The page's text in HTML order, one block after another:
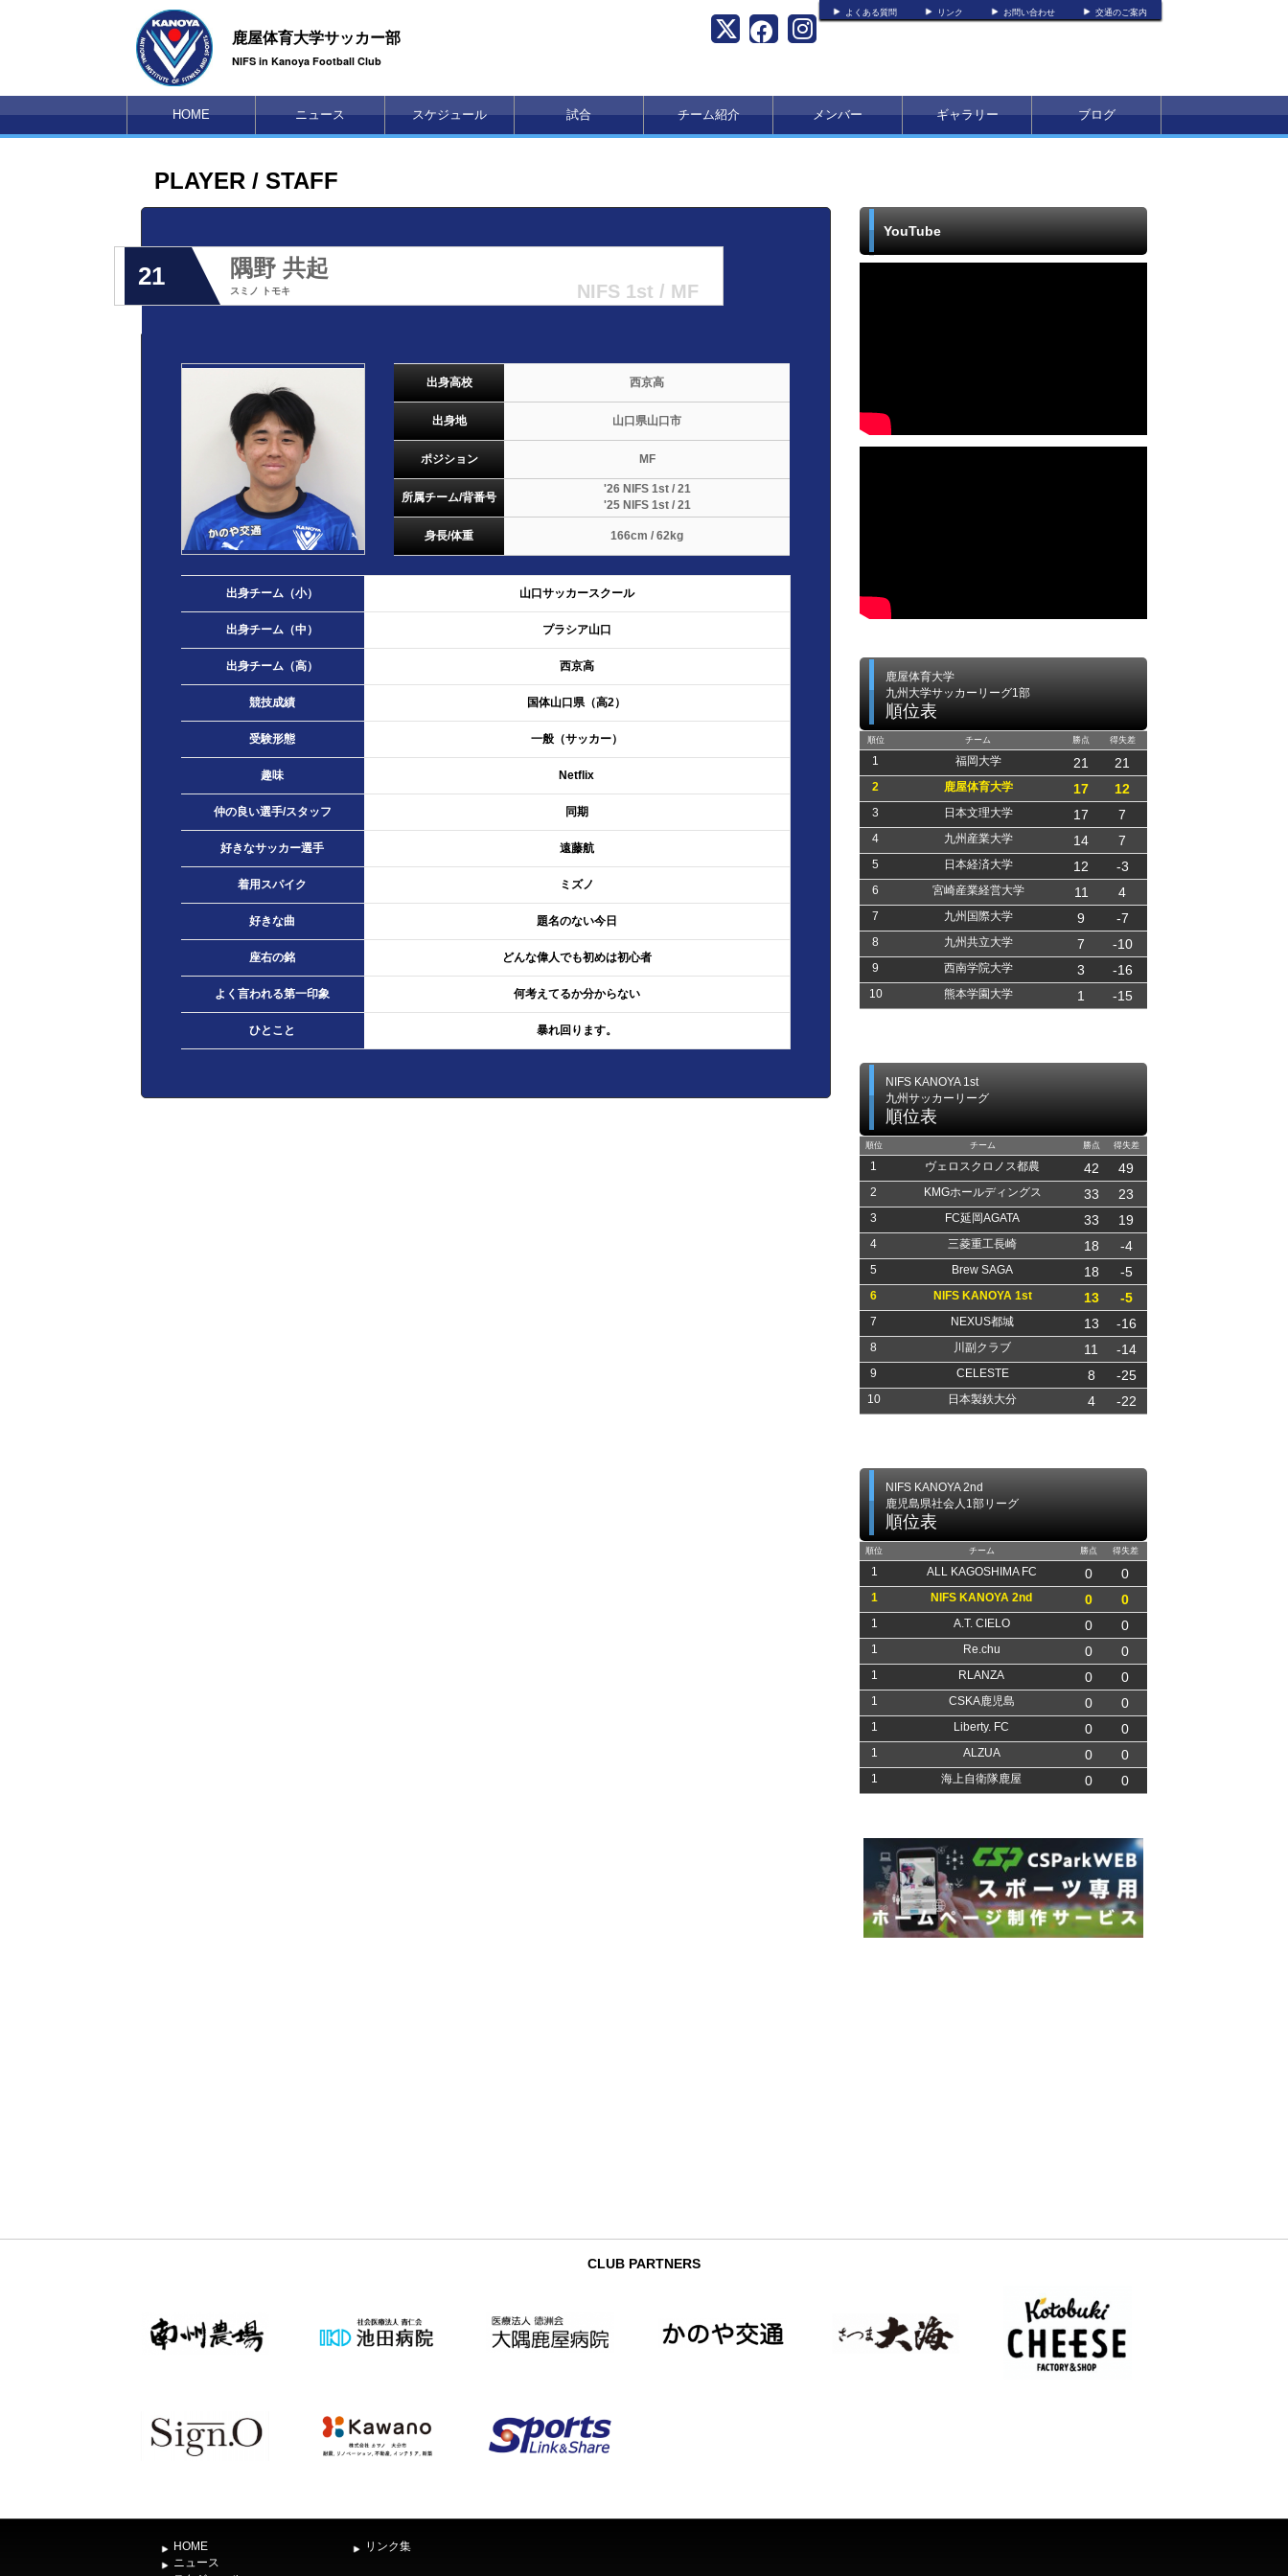
よくある質問 リンク お問い合わせ 交通のご案内
鹿屋体育大学サッカー部
NIFS in Kanoya Football Club
HOME ニュース スケジュール 試合 チーム紹介 メンバー ギャラリー ブログ
PLAYER / STAFF
21 隅野 共起
スミノ トモキ NIFS 1st / MF
出身高校 西京高
出身地 山口県山口市
ポジション MF
所属チーム/背番号
'26 NIFS 1st / 21
'25 NIFS 1st / 21
身長/体重 166cm / 62kg
出身チーム（小） 山口サッカースクール
出身チーム（中） プラシア山口
出身チーム（高） 西京高
競技成績 国体山口県（高2）
受験形態 一般（サッカー）
趣味 Netflix
仲の良い選手/スタッフ 同期
好きなサッカー選手 遠藤航
着用スパイク ミズノ
好きな曲 題名のない今日
座右の銘 どんな偉人でも初めは初心者
よく言われる第一印象 何考えてるか分からない
ひとこと 暴れ回ります。
YouTube
鹿屋体育大学
九州大学サッカーリーグ1部
順位表
順位 チーム 勝点 得失差
1 福岡大学 21 21
2 鹿屋体育大学 17 12
3 日本文理大学 17 7
4 九州産業大学 14 7
5 日本経済大学 12 -3
6 宮崎産業経営大学 11 4
7 九州国際大学 9 -7
8 九州共立大学 7 -10
9 西南学院大学 3 -16
10 熊本学園大学 1 -15
NIFS KANOYA 1st
九州サッカーリーグ
順位表
順位 チーム 勝点 得失差
1 ヴェロスクロノス都農 42 49
2 KMGホールディングス 33 23
3 FC延岡AGATA 33 19
4 三菱重工長崎 18 -4
5 Brew SAGA 18 -5
6 NIFS KANOYA 1st 13 -5
7 NEXUS都城 13 -16
8 川副クラブ 11 -14
9 CELESTE 8 -25
10 日本製鉄大分 4 -22
NIFS KANOYA 2nd
鹿児島県社会人1部リーグ
順位表
順位 チーム 勝点 得失差
1 ALL KAGOSHIMA FC 0 0
1 NIFS KANOYA 2nd 0 0
1 A.T. CIELO 0 0
1 Re.chu 0 0
1 RLANZA 0 0
1 CSKA鹿児島 0 0
1 Liberty. FC 0 0
1 ALZUA 0 0
1 海上自衛隊鹿屋 0 0
CLUB PARTNERS
HOME
ニュース
リンク集